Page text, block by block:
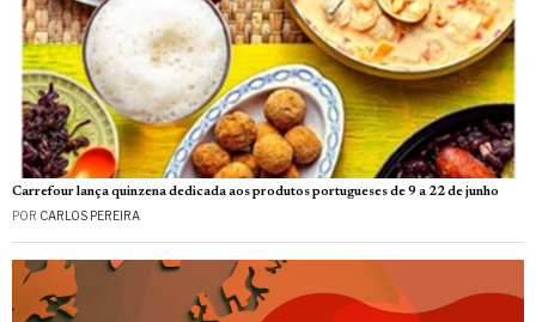
Carrefour lança quinzena dedicada aos produtos portugueses de 9 a 22 de junho
POR CARLOS PEREIRA